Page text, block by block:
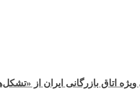
ویژه اتاق بازرگانی ایران از